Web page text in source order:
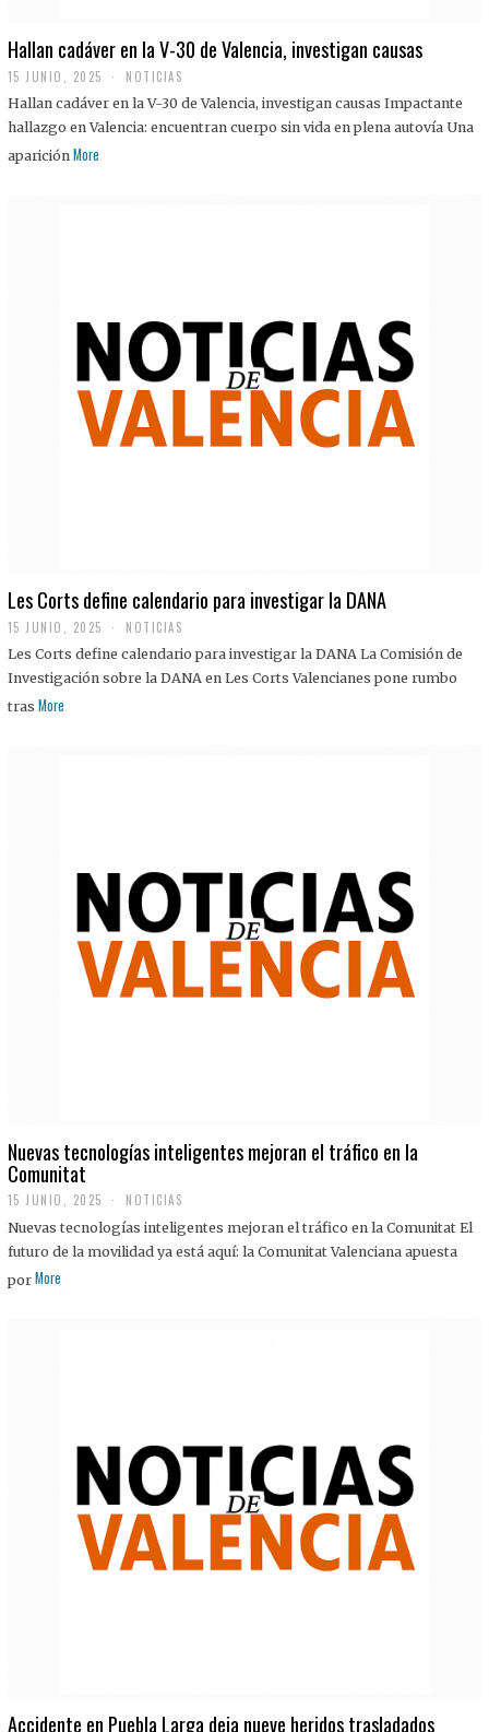
Hallan cadáver en la V-30 de Valencia, investigan causas
15 JUNIO, 2025 NOTICIAS
Hallan cadáver en la V-30 de Valencia, investigan causas Impactante
hallazgo en Valencia: encuentran cuerpo sin vida en plena autovía Una
aparición More
Les Corts define calendario para investigar la DANA
15 JUNIO, 2025 NOTICIAS
Les Corts define calendario para investigar la DANA La Comisión de
Investigación sobre la DANA en Les Corts Valencianes pone rumbo
tras More
Nuevas tecnologías inteligentes mejoran el tráfico en la
Comunitat
15 JUNIO, 2025 NOTICIAS
Nuevas tecnologías inteligentes mejoran el tráfico en la Comunitat El
futuro de la movilidad ya está aquí: la Comunitat Valenciana apuesta
por More
Accidente en Puebla Larga deja nueve heridos trasladados